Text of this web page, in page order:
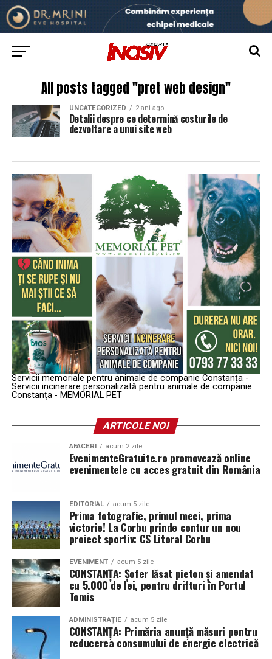
All posts tagged "pret web design"
UNCATEGORIZED 2 ani ago
Detalii despre ce determină costurile de
dezvoltare a unui site web
Servicii memoriale pentru animale de companie Constanța -
Servicii incinerare personalizată pentru animale de companie
Constanța - MEMORIAL PET
ARTICOLE NOI
AFACERI acum 2 zile
EvenimenteGratuite.ro promovează online
evenimentele cu acces gratuit din România
EDITORIAL acum 5 zile
Prima fotografie, primul meci, prima
victorie! La Corbu prinde contur un nou
proiect sportiv: CS Litoral Corbu
EVENIMENT acum 5 zile
CONSTANȚA: Șofer lăsat pieton și amendat
cu 5.000 de lei, pentru drifturi în Portul
Tomis
ADMINISTRAȚIE acum 5 zile
CONSTANȚA: Primăria anunță măsuri pentru
reducerea consumului de energie electrică